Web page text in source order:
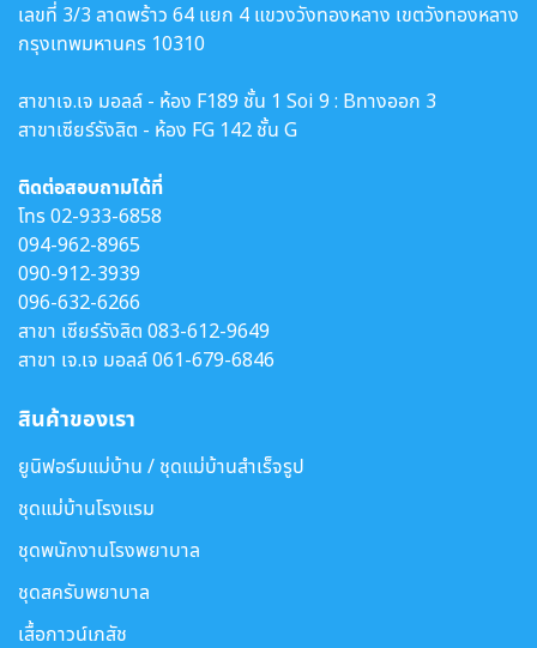
เลขที่ 3/3 ลาดพร้าว 64 แยก 4 แขวงวังทองหลาง เขตวังทองหลาง
กรุงเทพมหานคร 10310
สาขาเจ.เจ มอลล์ - ห้อง F189 ชั้น 1 Soi 9 : Bทางออก 3
สาขาเซียร์รังสิต - ห้อง FG 142 ชั้น G
ติดต่อสอบถามได้ที่
โทร02-933-6858
094-962-8965
090-912-3939
096-632-6266
สาขา เซียร์รังสิต 083-612-9649
สาขา เจ.เจ มอลล์061-679-6846
สินค้าของเรา
ยูนิฟอร์มแม่บ้าน / ชุดแม่บ้านสำเร็จรูป
ชุดแม่บ้านโรงแรม
ชุดพนักงานโรงพยาบาล
ชุดสครับพยาบาล
เสื้อกาวน์เภสัช